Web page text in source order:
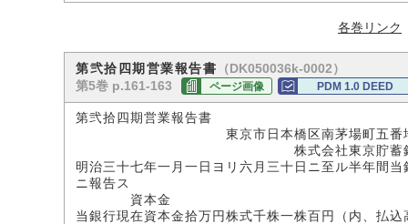
各巻リンク
第弐拾四期営業報告書 （DK050036k-0002）
第5巻 p.161-163
ページ画像 PDM 1.0 DEED
第弐拾四期営業報告書
東京市日本橋区南茅場町五番
株式会社東京貯蓄銀
明治三十七年一月一日ヨリ六月三十日ニ至ル半年間
ニ報告ス
資本金
当銀行現在資本金拾万円株式千株一株百円（内、払